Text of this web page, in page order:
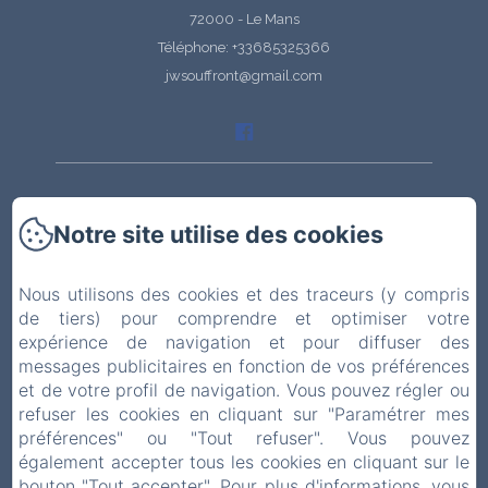
72000 - Le Mans
Téléphone: +33685325366
jwsouffront@gmail.com
Histoire de la propriété
La maison et le jardin
Visiter
Contact
Notre site utilise des cookies
Nous utilisons des cookies et des traceurs (y compris
de tiers) pour comprendre et optimiser votre
expérience de navigation et pour diffuser des
messages publicitaires en fonction de vos préférences
et de votre profil de navigation. Vous pouvez régler ou
refuser les cookies en cliquant sur "Paramétrer mes
préférences" ou "Tout refuser". Vous pouvez
également accepter tous les cookies en cliquant sur le